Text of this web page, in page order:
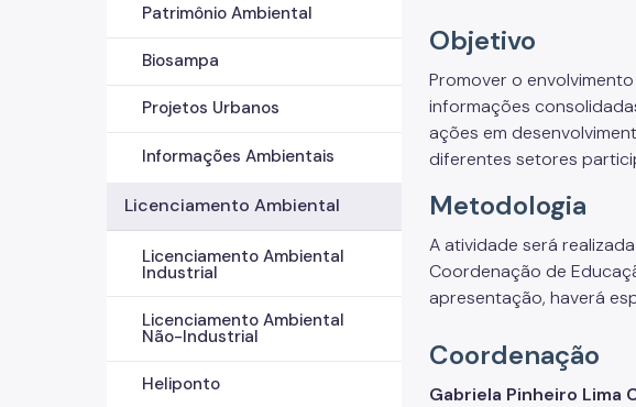
Patrimônio Ambiental
Biosampa
Projetos Urbanos
Informações Ambientais
Licenciamento Ambiental
Licenciamento Ambiental
Industrial
Licenciamento Ambiental
Não-Industrial
Heliponto
Objetivo
Promover o
informações
ações em
diferentes setores
Metodologia
A atividade será
Coordenação de
apresentação, haverá
Coordenação
Gabriela Pinheiro Lima